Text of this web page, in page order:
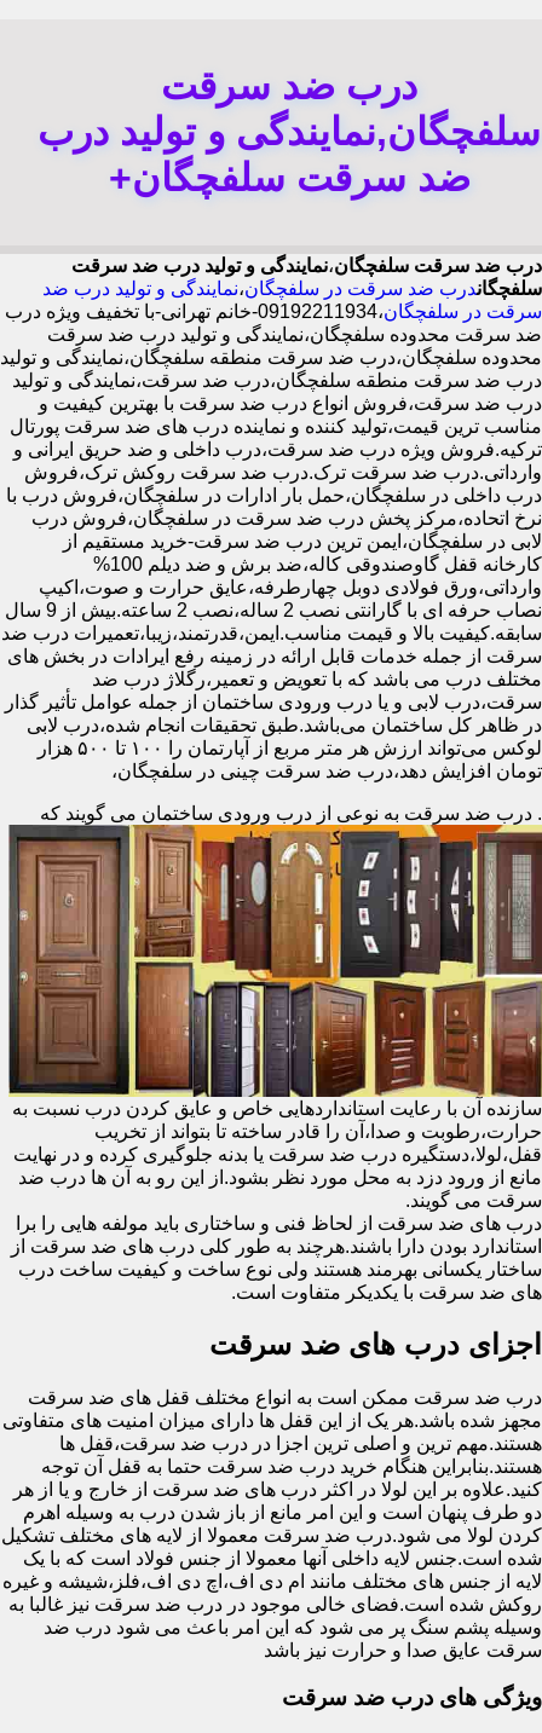
درب ضد سرقت
سلفچگان,نمایندگی و تولید درب
ضد سرقت سلفچگان+
درب ضد سرقت سلفچگان،نمایندگی و تولید درب ضد سرقت
سلفچگاندرب ضد سرقت در سلفچگان،نمایندگی و تولید درب ضد
سرقت در سلفچگان
،09192211934-خانم تهرانی-با تخفیف ویژه درب
ضد سرقت محدوده سلفچگان،نمایندگی و تولید درب ضد سرقت
محدوده سلفچگان،درب ضد سرقت منطقه سلفچگان،نمایندگی و تولید
درب ضد سرقت منطقه سلفچگان،درب ضد سرقت،نمایندگی و تولید
درب ضد سرقت،فروش انواع درب ضد سرقت با بهترین کیفیت و
مناسب ترین قیمت،تولید کننده و نماینده درب های ضد سرقت پورتال
ترکیه.فروش ویژه درب ضد سرقت،درب داخلی و ضد حریق ایرانی و
وارداتی.درب ضد سرقت ترک.درب ضد سرقت روکش ترک،فروش
درب داخلی در سلفچگان،حمل بار ادارات در سلفچگان،فروش درب با
نرخ اتحاده،مرکز پخش درب ضد سرقت در سلفچگان،فروش درب
لابی در سلفچگان،ایمن ترین درب ضد سرقت-خرید مستقیم از
کارخانه قفل گاوصندوقی کاله،ضد برش و ضد دیلم 100%
وارداتی،ورق فولادی دوبل چهارطرفه،عایق حرارت و صوت،اکیپ
نصاب حرفه ای با گارانتی نصب 2 ساله،نصب 2 ساعته.بیش از 9 سال
سابقه.کیفیت بالا و قیمت مناسب.ایمن،قدرتمند،زیبا،تعمیرات درب ضد
سرقت از جمله خدمات قابل ارائه در زمینه رفع ایرادات در بخش های
مختلف درب می باشد که با تعویض و تعمیر،رگلاژ درب ضد
سرقت،درب لابی و یا درب ورودی ساختمان از جمله عوامل تأثیر گذار
در ظاهر کل ساختمان می‌باشد.طبق تحقیقات انجام شده،درب لابی
لوکس می‌تواند ارزش هر متر مربع از آپارتمان را ۱۰۰ تا ۵۰۰ هزار
تومان افزایش دهد،درب ضد سرقت چینی در سلفچگان،
. درب ضد سرقت به نوعی از درب ورودی ساختمان می گویند که
سازنده آن با رعایت استانداردهایی خاص و عایق کردن درب نسبت به
حرارت،رطوبت و صدا،آن را قادر ساخته تا بتواند از تخریب
قفل،لولا،دستگیره درب ضد سرقت یا بدنه جلوگیری کرده و در نهایت
مانع از ورود دزد به محل مورد نظر بشود.از این رو به آن ها درب ضد
سرقت می گویند.
درب های ضد سرقت از لحاظ فنی و ساختاری باید مولفه هایی را برا
استاندارد بودن دارا باشند.هرچند به طور کلی درب های ضد سرقت از
ساختار یکسانی بهرمند هستند ولی نوع ساخت و کیفیت ساخت درب
های ضد سرقت با یکدیکر متفاوت است.
اجزای درب های ضد سرقت
درب ضد سرقت ممکن است به انواع مختلف قفل های ضد سرقت
مجهز شده باشد.هر یک از این قفل ها دارای میزان امنیت های متفاوتی
هستند.مهم ترین و اصلی ترین اجزا در درب ضد سرقت،قفل ها
هستند.بنابراین هنگام خرید درب ضد سرقت حتما به قفل آن توجه
کنید.علاوه بر این لولا در اکثر درب های ضد سرقت از خارج و یا از هر
دو طرف پنهان است و این امر مانع از باز شدن درب به وسیله اهرم
کردن لولا می شود.درب ضد سرقت معمولا از لایه های مختلف تشکیل
شده است.جنس لایه داخلی آنها معمولا از جنس فولاد است که با یک
لایه از جنس های مختلف مانند ام دی اف،اچ دی اف،فلز،شیشه و غیره
روکش شده است.فضای خالی موجود در درب ضد سرقت نیز غالبا به
وسیله پشم سنگ پر می شود که این امر باعث می شود درب ضد
سرقت عایق صدا و حرارت نیز باشد
ویژگی های درب ضد سرقت